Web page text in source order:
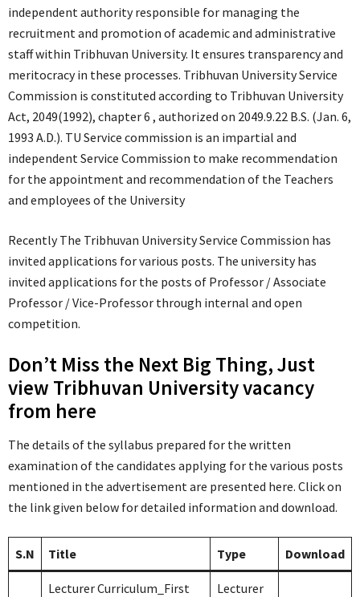
independent authority responsible for managing the
recruitment and promotion of academic and administrative
staff within Tribhuvan University. It ensures transparency and
meritocracy in these processes. Tribhuvan University Service
Commission is constituted according to Tribhuvan University
Act, 2049(1992), chapter 6 , authorized on 2049.9.22 B.S. (Jan. 6,
1993 A.D.). TU Service commission is an impartial and
independent Service Commission to make recommendation
for the appointment and recommendation of the Teachers
and employees of the University
Recently The Tribhuvan University Service Commission has
invited applications for various posts. The university has
invited applications for the posts of Professor / Associate
Professor / Vice-Professor through internal and open
competition.
Don’t Miss the Next Big Thing, Just
view Tribhuvan University vacancy
from here
The details of the syllabus prepared for the written
examination of the candidates applying for the various posts
mentioned in the advertisement are presented here. Click on
the link given below for detailed information and download.
S.N Title Type Download
Lecturer Curriculum_First
Lecturer